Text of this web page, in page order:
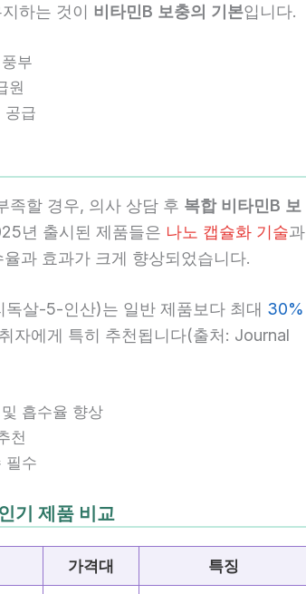
하는 것이 비타민B 보충의 기본입니다.
부
원
공급
족할 경우, 의사 상담 후 복합 비타민B 보
년 출시된 제품들은 나노 캡슐화 기술과
과 효과가 크게 향상되었습니다.
살-5-인산)는 일반 제품보다 최대 30%
자에게 특히 추천됩니다(출처: Journal
흡수율 향상
천
필수
기 제품 비교
가격대 특징